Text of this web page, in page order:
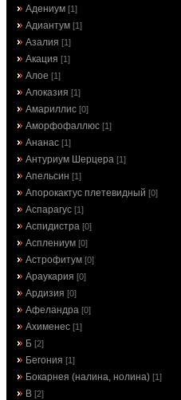
Адениум [1]
Адиантум [1]
Азалия [1]
Акация [1]
Алое [1]
Алоказия [1]
Амариллис [0]
Аморфофаллюс [1]
Ананас [1]
Антуриум Шерцера [1]
Апельсин [1]
Апорокактус плетевидный [0]
Аспарагус [1]
Аспидистра [0]
Асплениум [0]
Астрофитум [0]
Араукария [0]
Ардизия [0]
Афеландра [0]
Ахименес [1]
Б [2]
Бегония [1]
Бокарнея (налина, нолина) [1]
В [2]